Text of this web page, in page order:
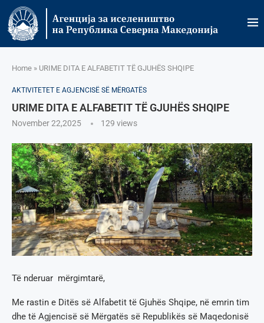
Home » URIME DITA E ALFABETIT TË GJUHËS SHQIPE
AKTIVITETET E AGJENCISË SË МËRGATËS
URIME DITA E ALFABETIT TË GJUHËS SHQIPE
November 22,2025 129 views
Të nderuar mërgimtarë,
Me rastin e Ditës së Alfabetit të Gjuhës Shqipe, në emrin tim
dhe të Agjencisë së Mërgatës së Republikës së Maqedonisë